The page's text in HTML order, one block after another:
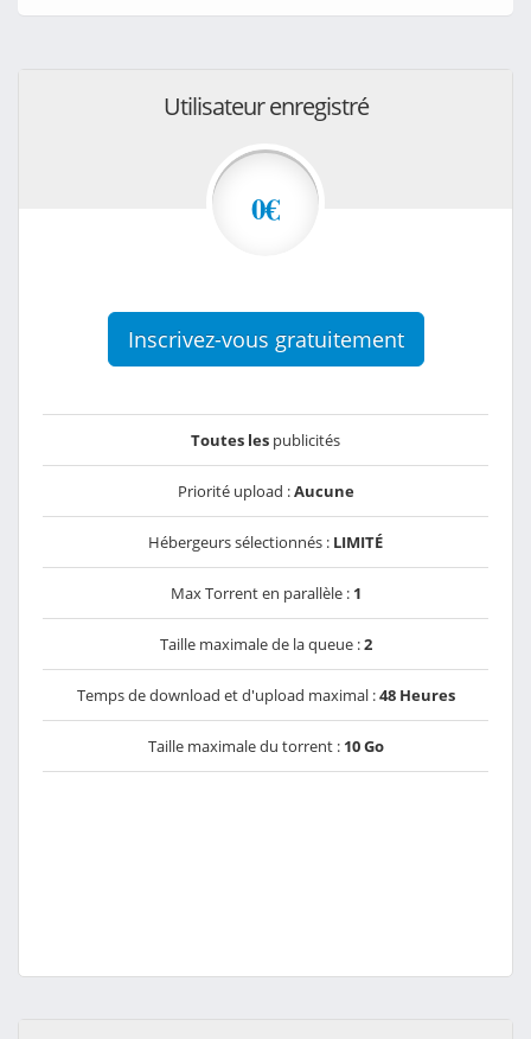
Utilisateur enregistré
0€
Inscrivez-vous gratuitement
Toutes les publicités
Priorité upload :Aucune
Hébergeurs sélectionnés : LIMITÉ
Max Torrent en parallèle : 1
Taille maximale de la queue :2
Temps de download et d'upload maximal :48 Heures
Taille maximale du torrent : 10 Go